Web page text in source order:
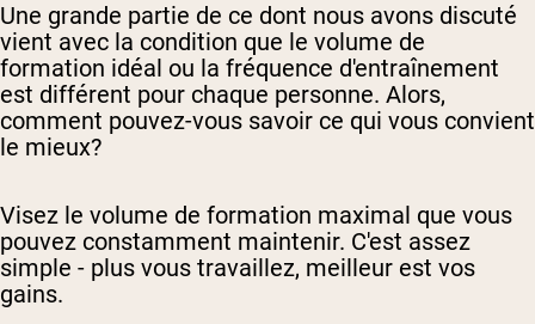
Une grande partie de ce dont nous avons discuté
vient avec la condition que le volume de
formation idéal ou la fréquence d'entraînement
est différent pour chaque personne. Alors,
comment pouvez-vous savoir ce qui vous convient
le mieux?
Visez le volume de formation maximal que vous
pouvez constamment maintenir. C'est assez
simple - plus vous travaillez, meilleur est vos
gains.